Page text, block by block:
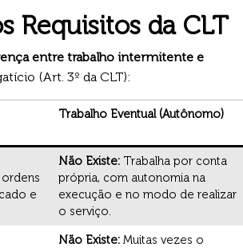
Requisitos da CLT
entre trabalho intermitente e
(Art. 3º da CLT):
Trabalho Eventual (Autônomo)
e
Não Existe: Trabalha por conta
própria, com autonomia na
execução e no modo de realizar
o serviço.
Não Existe: Muitas vezes o